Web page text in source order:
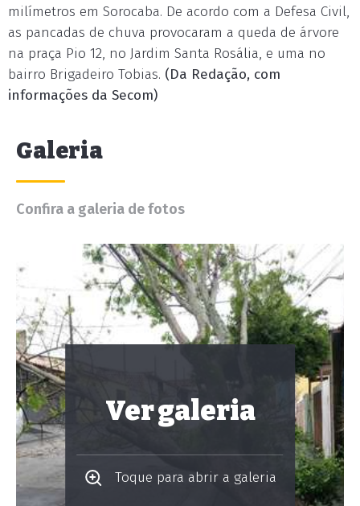
milímetros em Sorocaba. De acordo com a Defesa Civil,
as pancadas de chuva provocaram a queda de árvore
na praça Pio 12, no Jardim Santa Rosália, e uma no
bairro Brigadeiro Tobias. (Da Redação, com
informações da Secom)
Galeria
Confira a galeria de fotos
Ver galeria
Toque para abrir a galeria